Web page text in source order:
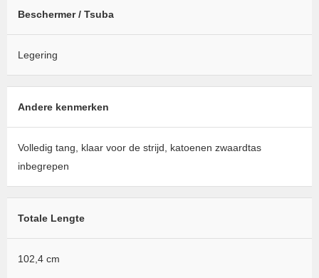
Beschermer / Tsuba
Legering
Andere kenmerken
Volledig tang, klaar voor de strijd, katoenen zwaardtas
inbegrepen
Totale Lengte
102,4 cm